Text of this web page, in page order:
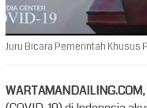
Juru Bicara Pemerintah Khusus
WARTAMANDAILING.COM